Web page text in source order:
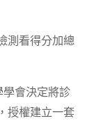
測看得分加總
學會決定將診
授權建立一套